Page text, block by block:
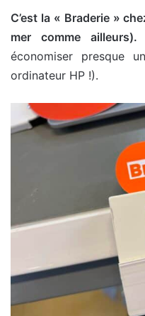
C’est la « Braderie »
mer comme ailleurs).
économiser presque
ordinateur HP !).